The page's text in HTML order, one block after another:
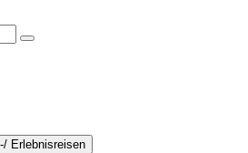
Erlebnisreisen